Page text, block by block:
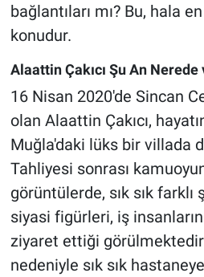
bağlantıları mı? Bu, hala
konudur.
Alaattin Çakıcı Şu An Nerede
16 Nisan 2020'de Sincan
olan Alaattin Çakıcı,
Muğla'daki lüks bir villada
Tahliyesi sonrası
görüntülerde, sık sık
siyasi figürleri, iş
ziyaret ettiği
nedeniyle sık sık